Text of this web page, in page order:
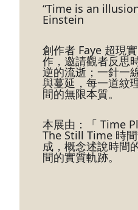
“Time is an
Einstein
創作者 Faye 超現
作，邀請觀者反思
逆的流逝；一針一
與蔓延，每一道紋
間的無限本質。
本展由：「 Time
The Still Time 時
成，概念述說時間
間的實質軌跡。